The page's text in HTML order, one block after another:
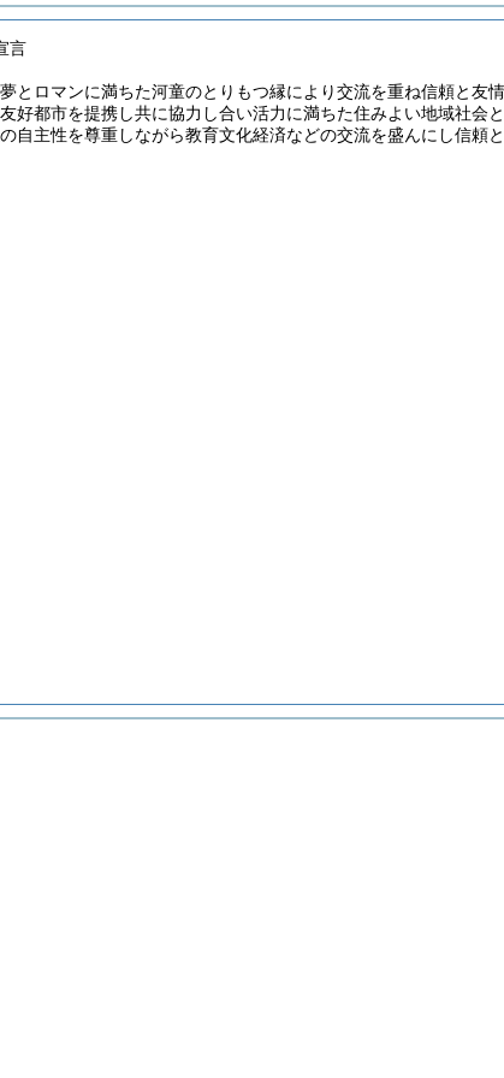
言
とロマンに満ちた河童のとりもつ縁により交流を重ね信頼と友情
好都市を提携し共に協力し合い活力に満ちた住みよい地域社会
自主性を尊重しながら教育文化経済などの交流を盛んにし信頼